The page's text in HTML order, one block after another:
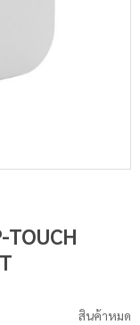
สินค้าหมด